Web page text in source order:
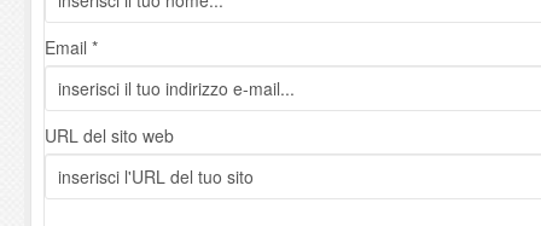
Email *
URL del sito web